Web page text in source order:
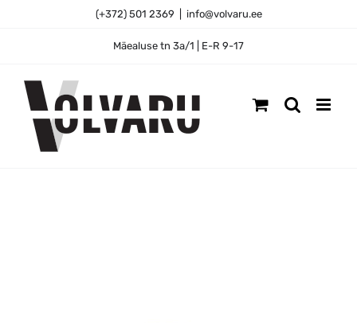
(+372) 501 2369 info@volvaru.ee
Mäealuse tn 3a/1 | E-R 9-17